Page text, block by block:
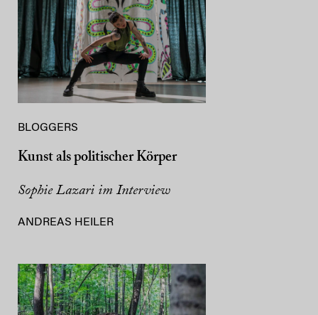
BLOGGERS
Kunst als politischer Körper
Sophie Lazari im Interview
ANDREAS HEILER